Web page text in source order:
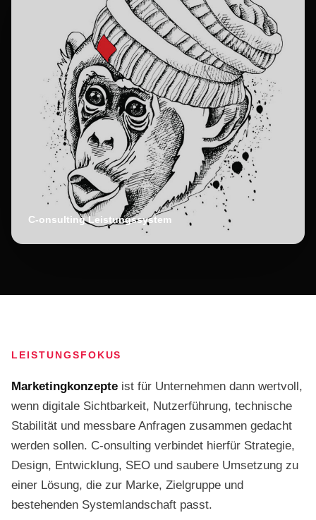
C-onsulting Leistungssystem
LEISTUNGSFOKUS
Marketingkonzepte ist für Unternehmen dann wertvoll,
wenn digitale Sichtbarkeit, Nutzerführung, technische
Stabilität und messbare Anfragen zusammen gedacht
werden sollen. C-onsulting verbindet hierfür Strategie,
Design, Entwicklung, SEO und saubere Umsetzung zu
einer Lösung, die zur Marke, Zielgruppe und
bestehenden Systemlandschaft passt.